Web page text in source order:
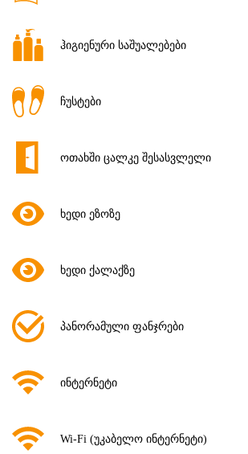
ჰიგიენური საშუალებები
ჩუსტები
ოთახში ცალკე შესასვლელი
ხედი ეზოზე
ხედი ქალაქზე
პანორამული ფანჯრები
ინტერნეტი
Wi-Fi (უკაბელო ინტერნეტი)